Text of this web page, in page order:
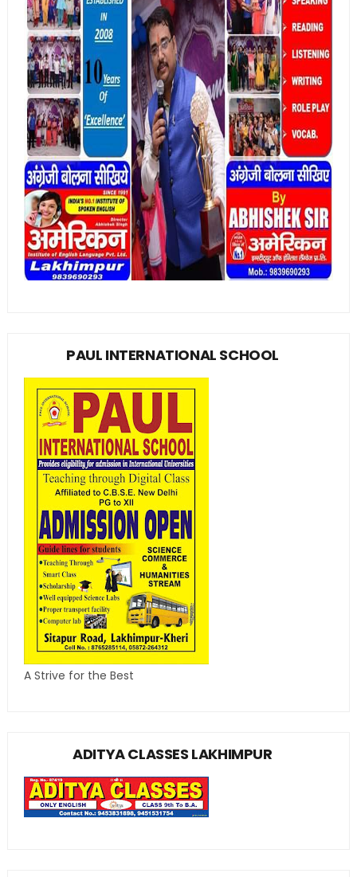
PAUL INTERNATIONAL SCHOOL
A Strive for the Best
ADITYA CLASSES LAKHIMPUR